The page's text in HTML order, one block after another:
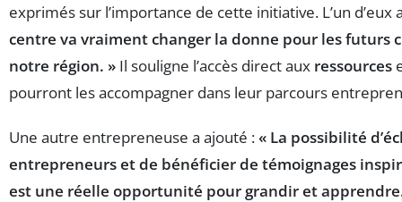
exprimés sur l’importance de cette initiative. L’un d’eux
centre va vraiment changer la donne pour les futurs
notre région. » Il souligne l’accès direct aux ressources
pourront les accompagner dans leur parcours
Une autre entrepreneuse a ajouté :« La possibilité
entrepreneurs et de bénéficier de témoignages
est une réelle opportunité pour grandir et